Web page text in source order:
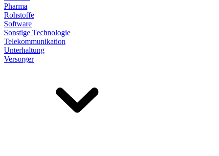
Pharma
Rohstoffe
Software
Sonstige Technologie
Telekommunikation
Unterhaltung
Versorger